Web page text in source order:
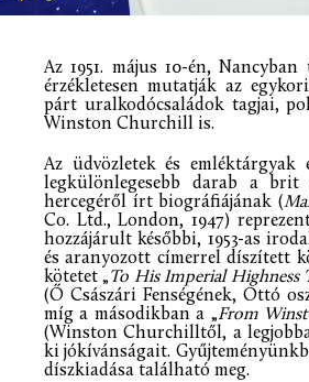
Az 1951. május 10-én,
érzékletesen mutatják az
párt uralkodócsaládok tagjai,
Winston Churchill is.
Az üdvözletek és
legkülönlegesebb darab a
hercegéről írt biográfiájának (
Co. Ltd., London, 1947)
hozzájárult későbbi, 1953-as
és aranyozott címerrel díszített
kötetet „To His Imperial
(Ő Császári Fenségének, Ottó
míg a másodikban a „From
(Winston Churchilltől, a
ki jókívánságait.
díszkiadása található meg.